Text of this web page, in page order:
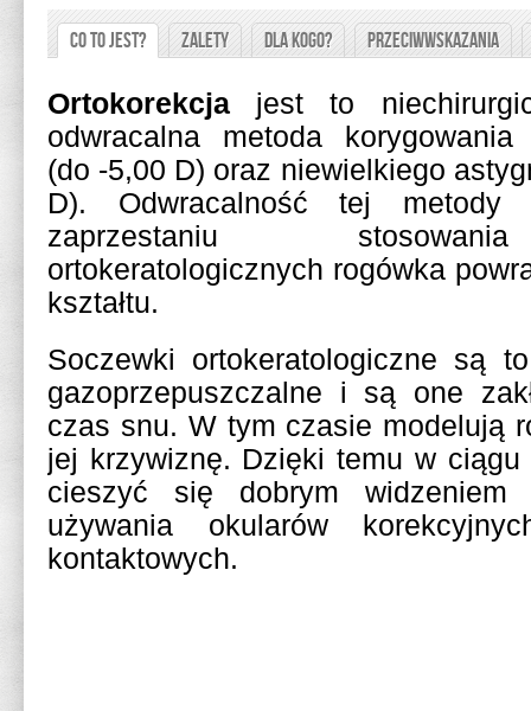
Co to jest? Zalety Dla kogo? Przeciwwskazania
Ortokorekcja jest to
odwracalna metoda korygowania
(do -5,00 D) oraz niewielkiego
D). Odwracalność tej
zaprzestaniu
ortokeratologicznych rogówka
kształtu.
Soczewki ortokeratologiczne są
gazoprzepuszczalne i są one
czas snu. W tym czasie modelują
jej krzywiznę. Dzięki temu w
cieszyć się dobrym widzeniem
używania okularów
kontaktowych.